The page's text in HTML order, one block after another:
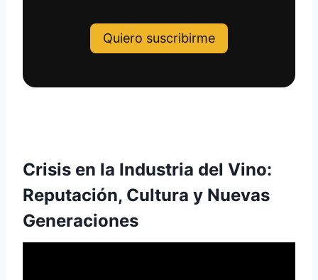
Quiero suscribirme
Crisis en la Industria del Vino:
Reputación, Cultura y Nuevas
Generaciones